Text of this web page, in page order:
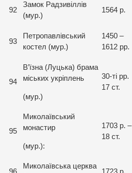
92
Замок Радзивіллів
(мур.)
1564 р.
93
Петропавлівський
костел (мур.)
1450 –
1612 рр.
94
В’їзна (Луцька) брама
міських укріплень
(мур.)
30-ті рр.
17 ст.
95
Миколаївський
монастир
(мур.):
1703 р. –
18 ст.
Миколаївська церква